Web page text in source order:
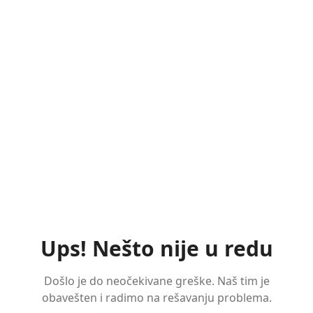
Ups! Nešto nije u redu
Došlo je do neočekivane greške. Naš tim je
obavešten i radimo na rešavanju problema.